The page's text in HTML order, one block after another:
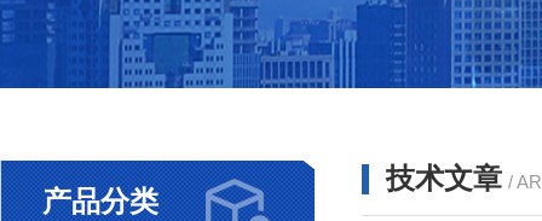
产品分类
技术文章 /